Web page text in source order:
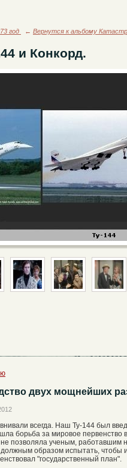
год ← Вернутся к альбому
и Конкорд.
двух мощнейших
всегда. Наш Ту-144 был
борьба за мировое
позволяла ученым, работавшим
должным образом испытать,
"государственный план".